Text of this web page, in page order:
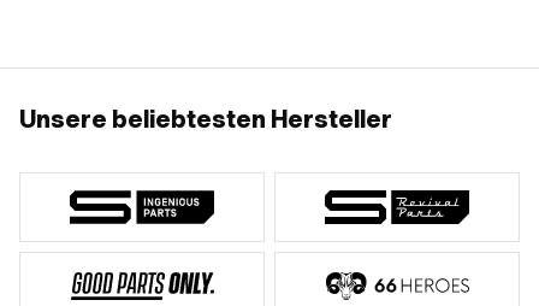
Unsere beliebtesten Hersteller